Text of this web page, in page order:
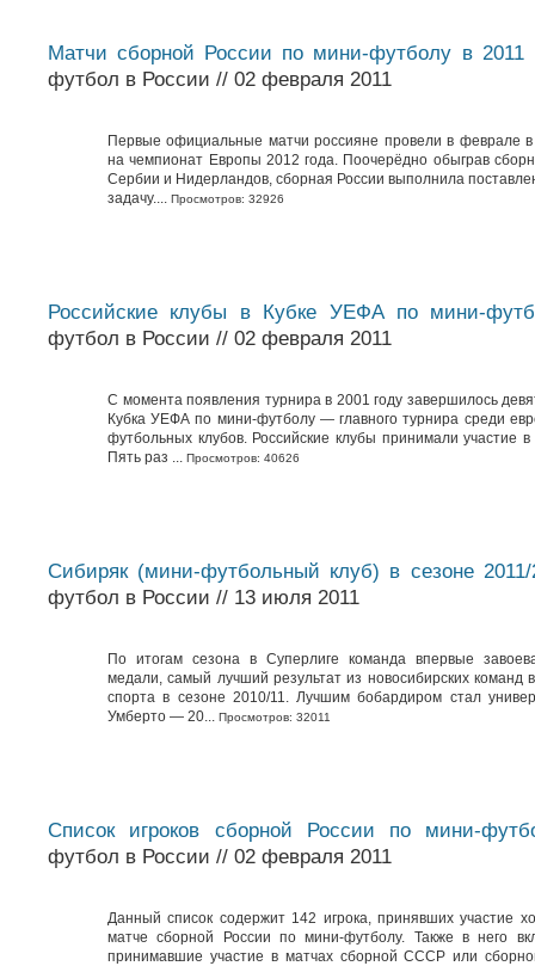
Матчи сборной России по мини-футболу в 2011
футбол в России // 02 февраля 2011
Первые официальные матчи россияне провели в феврале в
на чемпионат Европы 2012 года. Поочерёдно обыграв
Сербии и Нидерландов, сборная России выполнила
задачу.... Просмотров: 32926
Российские клубы в Кубке УЕФА по мини-
футбол в России // 02 февраля 2011
С момента появления турнира в 2001 году завершилось
Кубка УЕФА по мини-футболу — главного турнира среди
футбольных клубов. Российские клубы принимали участие
Пять раз ... Просмотров: 40626
Сибиряк (мини-футбольный клуб) в сезоне 2011/
футбол в России // 13 июля 2011
По итогам сезона в Суперлиге команда впервые
медали, самый лучший результат из новосибирских команд
спорта в сезоне 2010/11. Лучшим бобардиром стал
Умберто — 20... Просмотров: 32011
Список игроков сборной России по мини-
футбол в России // 02 февраля 2011
Данный список содержит 142 игрока, принявших участие
матче сборной России по мини-футболу. Также в него
принимавшие участие в матчах сборной СССР или